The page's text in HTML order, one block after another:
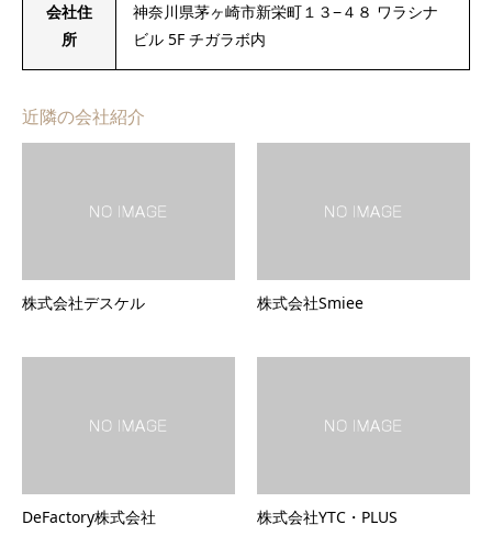
会社住
所
神奈川県茅ヶ崎市新栄町１３−４８ ワラシナ
ビル 5F チガラボ内
近隣の会社紹介
株式会社デスケル 株式会社Smiee
DeFactory株式会社 株式会社YTC・PLUS